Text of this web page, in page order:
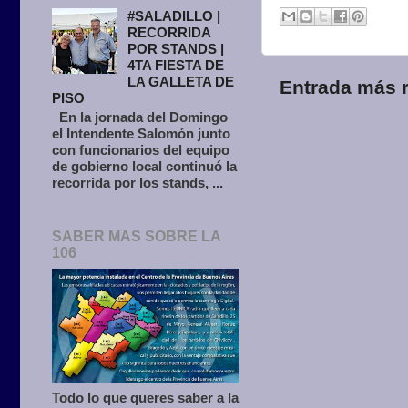
Entrada más
#SALADILLO |
RECORRIDA
POR STANDS |
4TA FIESTA DE
LA GALLETA DE
PISO
En la jornada del Domingo
el Intendente Salomón junto
con funcionarios del equipo
de gobierno local continuó la
recorrida por los stands, ...
SABER MAS SOBRE LA
106
Todo lo que queres saber a la